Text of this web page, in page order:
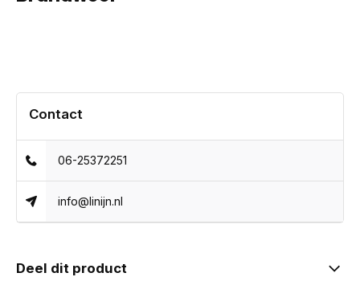
Contact
06-25372251
info@linijn.nl
Deel dit product